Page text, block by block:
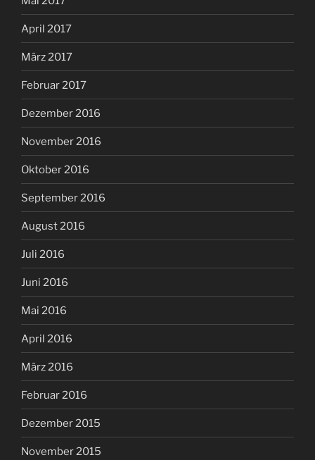
April 2017
März 2017
Februar 2017
Dezember 2016
November 2016
Oktober 2016
September 2016
August 2016
Juli 2016
Juni 2016
Mai 2016
April 2016
März 2016
Februar 2016
Dezember 2015
November 2015